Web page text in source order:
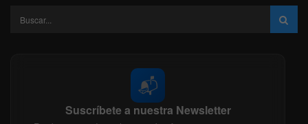
📬
Suscríbete a nuestra Newsletter